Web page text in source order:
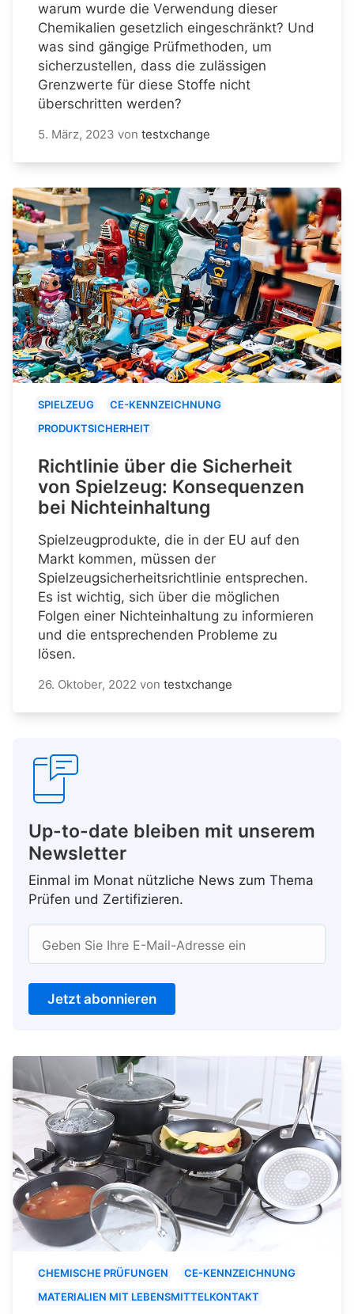
warum wurde die Verwendung dieser
Chemikalien gesetzlich eingeschränkt? Und
was sind gängige Prüfmethoden, um
sicherzustellen, dass die zulässigen
Grenzwerte für diese Stoffe nicht
überschritten werden?
5. März, 2023 von testxchange
SPIELZEUG
CE-KENNZEICHNUNG
PRODUKTSICHERHEIT
Richtlinie über die Sicherheit
von Spielzeug: Konsequenzen
bei Nichteinhaltung
Spielzeugprodukte, die in der EU auf den
Markt kommen, müssen der
Spielzeugsicherheitsrichtlinie entsprechen.
Es ist wichtig, sich über die möglichen
Folgen einer Nichteinhaltung zu informieren
und die entsprechenden Probleme zu
lösen.
26. Oktober, 2022 von testxchange
Up-to-date bleiben mit unserem
Newsletter
Einmal im Monat nützliche News zum Thema
Prüfen und Zertifizieren.
Geben Sie Ihre E-Mail-Adresse ein
Jetzt abonnieren
CHEMISCHE PRÜFUNGEN
CE-KENNZEICHNUNG
MATERIALIEN MIT LEBENSMITTELKONTAKT